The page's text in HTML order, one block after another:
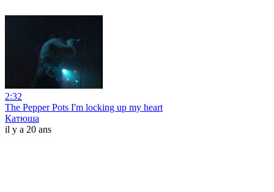
2:32
The Pepper Pots I'm locking up my heart
Катюша
il y a 20 ans